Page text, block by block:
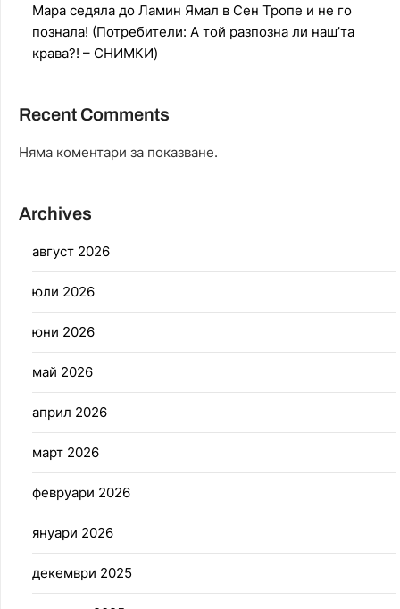
Мара седяла до Ламин Ямал в Сен Тропе и не го
познала! (Потребители: А той разпозна ли наш’та
крава?! – СНИМКИ)
Recent Comments
Няма коментари за показване.
Archives
август 2026
юли 2026
юни 2026
май 2026
април 2026
март 2026
февруари 2026
януари 2026
декември 2025